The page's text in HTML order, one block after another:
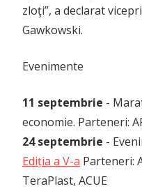
zloţi”, a declarat
Gawkowski.
Evenimente
11 septembrie -
economie. Parteneri:
24 septembrie -
Ediția a V-a Parteneri:
TeraPlast, ACUE